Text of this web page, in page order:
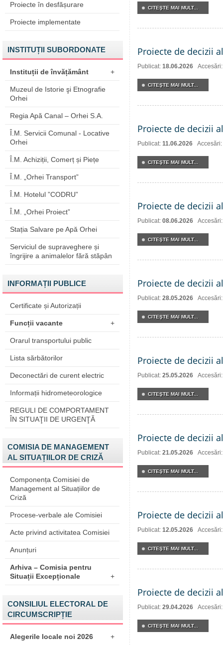
Proiecte în desfășurare
Proiecte implementate
INSTITUȚII SUBORDONATE
Instituții de învățământ +
Muzeul de Istorie şi Etnografie
Orhei
Regia Apă Canal – Orhei S.A.
Î.M. Servicii Comunal - Locative
Orhei
Î.M. Achiziții, Comerț și Piețe
Î.M. „Orhei Transport”
Î.M. Hotelul ”CODRU”
Î.M. „Orhei Proiect”
Stația Salvare pe Apă Orhei
Serviciul de supraveghere și
îngrijire a animalelor fără stăpân
INFORMAȚII PUBLICE
Certificate și Autorizații
Funcții vacante +
Orarul transportului public
Lista sărbătorilor
Deconectări de curent electric
Informații hidrometeorologice
REGULI DE COMPORTAMENT
ÎN SITUAŢII DE URGENŢĂ
COMISIA DE MANAGEMENT
AL SITUAȚIILOR DE CRIZĂ
Componența Comisiei de
Management al Situațiilor de
Criză
Procese-verbale ale Comisiei
Acte privind activitatea Comisiei
Anunțuri
Arhiva – Comisia pentru
Situații Excepționale
+
CONSILIUL ELECTORAL DE
CIRCUMSCRIPȚIE
Alegerile locale noi 2026 +
CITEŞTE MAI MULT...
Proiecte de decizii
Publicat: 18.06.2026
CITEŞTE MAI MULT...
Proiecte de decizii
Publicat: 11.06.2026
CITEŞTE MAI MULT...
Proiecte de decizii
Publicat: 08.06.2026
CITEŞTE MAI MULT...
Proiecte de decizii
Publicat: 28.05.2026
CITEŞTE MAI MULT...
Proiecte de decizii
Publicat: 25.05.2026
CITEŞTE MAI MULT...
Proiecte de decizii
Publicat: 21.05.2026
CITEŞTE MAI MULT...
Proiecte de decizii
Publicat: 12.05.2026
CITEŞTE MAI MULT...
Proiecte de decizii
Publicat: 29.04.2026
CITEŞTE MAI MULT...